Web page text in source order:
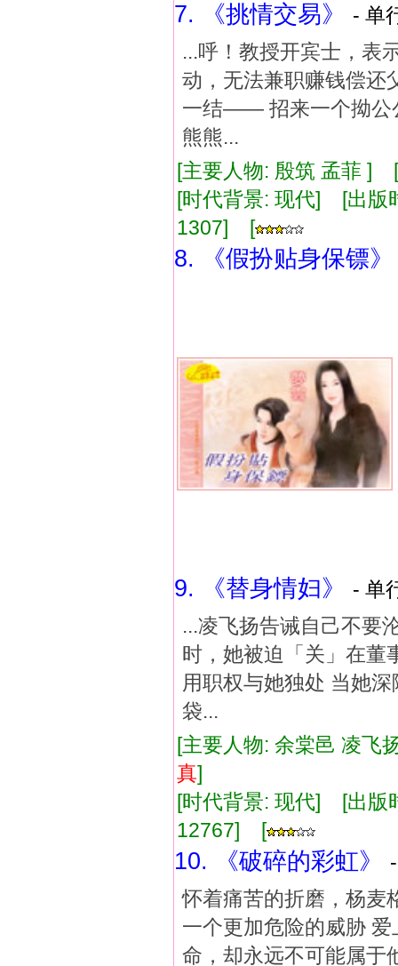
7. 《挑情交易》
- 单
...呼！教授开宾士，
动，无法兼职赚钱偿还
一结—— 招来一个拗公
熊熊...
[主要人物: 殷筑 孟菲 ]
[时代背景: 现代] [出
1307] [
8. 《假扮贴身保镖》
9. 《替身情妇》
- 单
...凌飞扬告诫自己不要
时，她被迫「关」在董
用职权与她独处 当她
袋...
[主要人物: 余棠邑 凌
真]
[时代背景: 现代] [出
12767] [
10. 《破碎的彩虹》
怀着痛苦的折磨，杨麦
一个更加危险的威胁
命，却永远不可能属于